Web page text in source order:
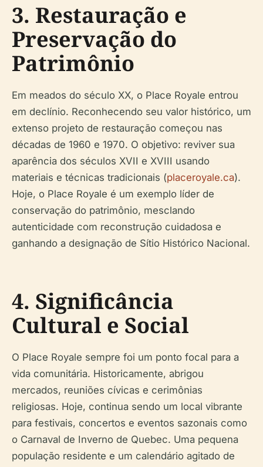
3. Restauração e
Preservação do
Patrimônio
Em meados do século XX, o Place Royale entrou
em declínio. Reconhecendo seu valor histórico, um
extenso projeto de restauração começou nas
décadas de 1960 e 1970. O objetivo: reviver sua
aparência dos séculos XVII e XVIII usando
materiais e técnicas tradicionais (placeroyale.ca).
Hoje, o Place Royale é um exemplo líder de
conservação do patrimônio, mesclando
autenticidade com reconstrução cuidadosa e
ganhando a designação de Sítio Histórico Nacional.
4. Significância
Cultural e Social
O Place Royale sempre foi um ponto focal para a
vida comunitária. Historicamente, abrigou
mercados, reuniões cívicas e cerimônias
religiosas. Hoje, continua sendo um local vibrante
para festivais, concertos e eventos sazonais como
o Carnaval de Inverno de Quebec. Uma pequena
população residente e um calendário agitado de